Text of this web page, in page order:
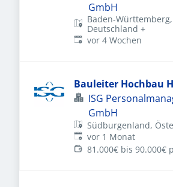
GmbH
Baden-Württemberg,
Deutschland +
Veröffentlicht:
vor 4 Wochen
Bauleiter Hochbau
ISG
GmbH
Südburgenland,
Veröffentlicht:
vor 1 Monat
81.000€ bis 90.000€